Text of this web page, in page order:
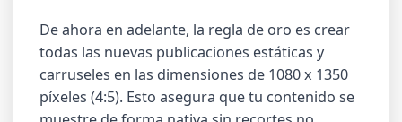
De ahora en adelante, la regla de oro es crear
todas las nuevas publicaciones estáticas y
carruseles en las dimensiones de 1080 x 1350
píxeles (4:5). Esto asegura que tu contenido se